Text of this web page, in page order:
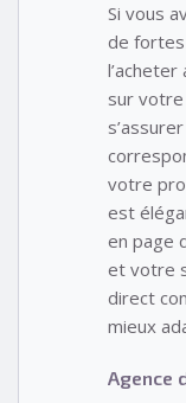
Si vous
de fortes
sur
votre
est
en page
et votre
direct
mieux
Agence